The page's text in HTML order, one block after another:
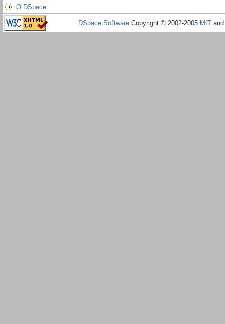
О DSpace
DSpace Software Copyright © 2002-2005 MIT